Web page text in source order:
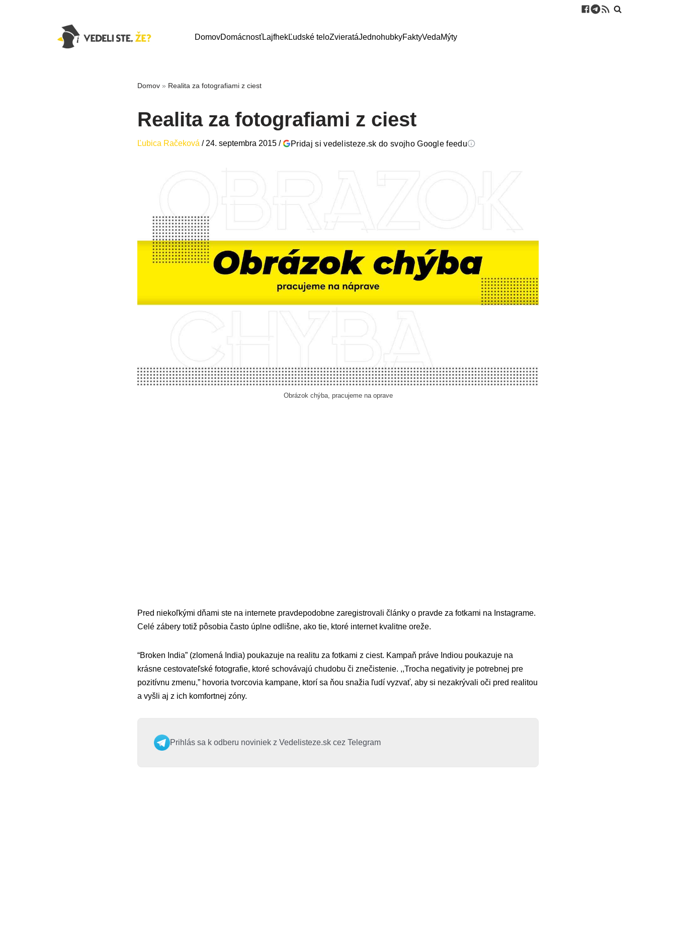
DomovDomácnosťLajfhekĽudské teloZvieratáJednohubkyFaktyVedaMýty
Domov » Realita za fotografiami z ciest
Realita za fotografiami z ciest
Ľubica Račeková / 24. septembra 2015 / Pridaj si vedelisteze.sk do svojho Google feedu
Obrázok chýba, pracujeme na oprave
Pred niekoľkými dňami ste na internete pravdepodobne zaregistrovali články o pravde za fotkami na Instagrame.
Celé zábery totiž pôsobia často úplne odlišne, ako tie, ktoré internet kvalitne oreže.
“Broken India” (zlomená India) poukazuje na realitu za fotkami z ciest. Kampaň práve Indiou poukazuje na
krásne cestovateľské fotografie, ktoré schovávajú chudobu či znečistenie. ,,Trocha negativity je potrebnej pre
pozitívnu zmenu,” hovoria tvorcovia kampane, ktorí sa ňou snažia ľudí vyzvať, aby si nezakrývali oči pred realitou
a vyšli aj z ich komfortnej zóny.
Prihlás sa k odberu noviniek z Vedelisteze.sk cez Telegram